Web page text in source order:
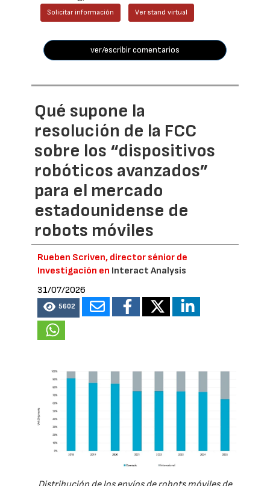
Solicitar información Ver stand virtual
ver/escribir comentarios
Qué supone la
resolución de la FCC
sobre los “dispositivos
robóticos avanzados”
para el mercado
estadounidense de
robots móviles
Rueben Scriven, director sénior de
Investigación en Interact Analysis
31/07/2026
5602